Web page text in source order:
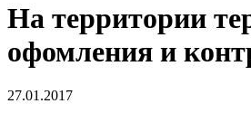
На территории
офомления и
27.01.2017